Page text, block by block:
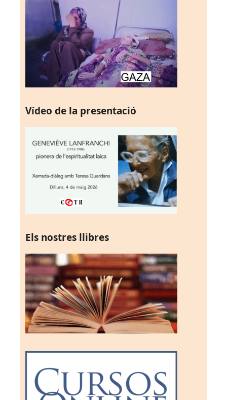
Vídeo de la presentació
Els nostres llibres